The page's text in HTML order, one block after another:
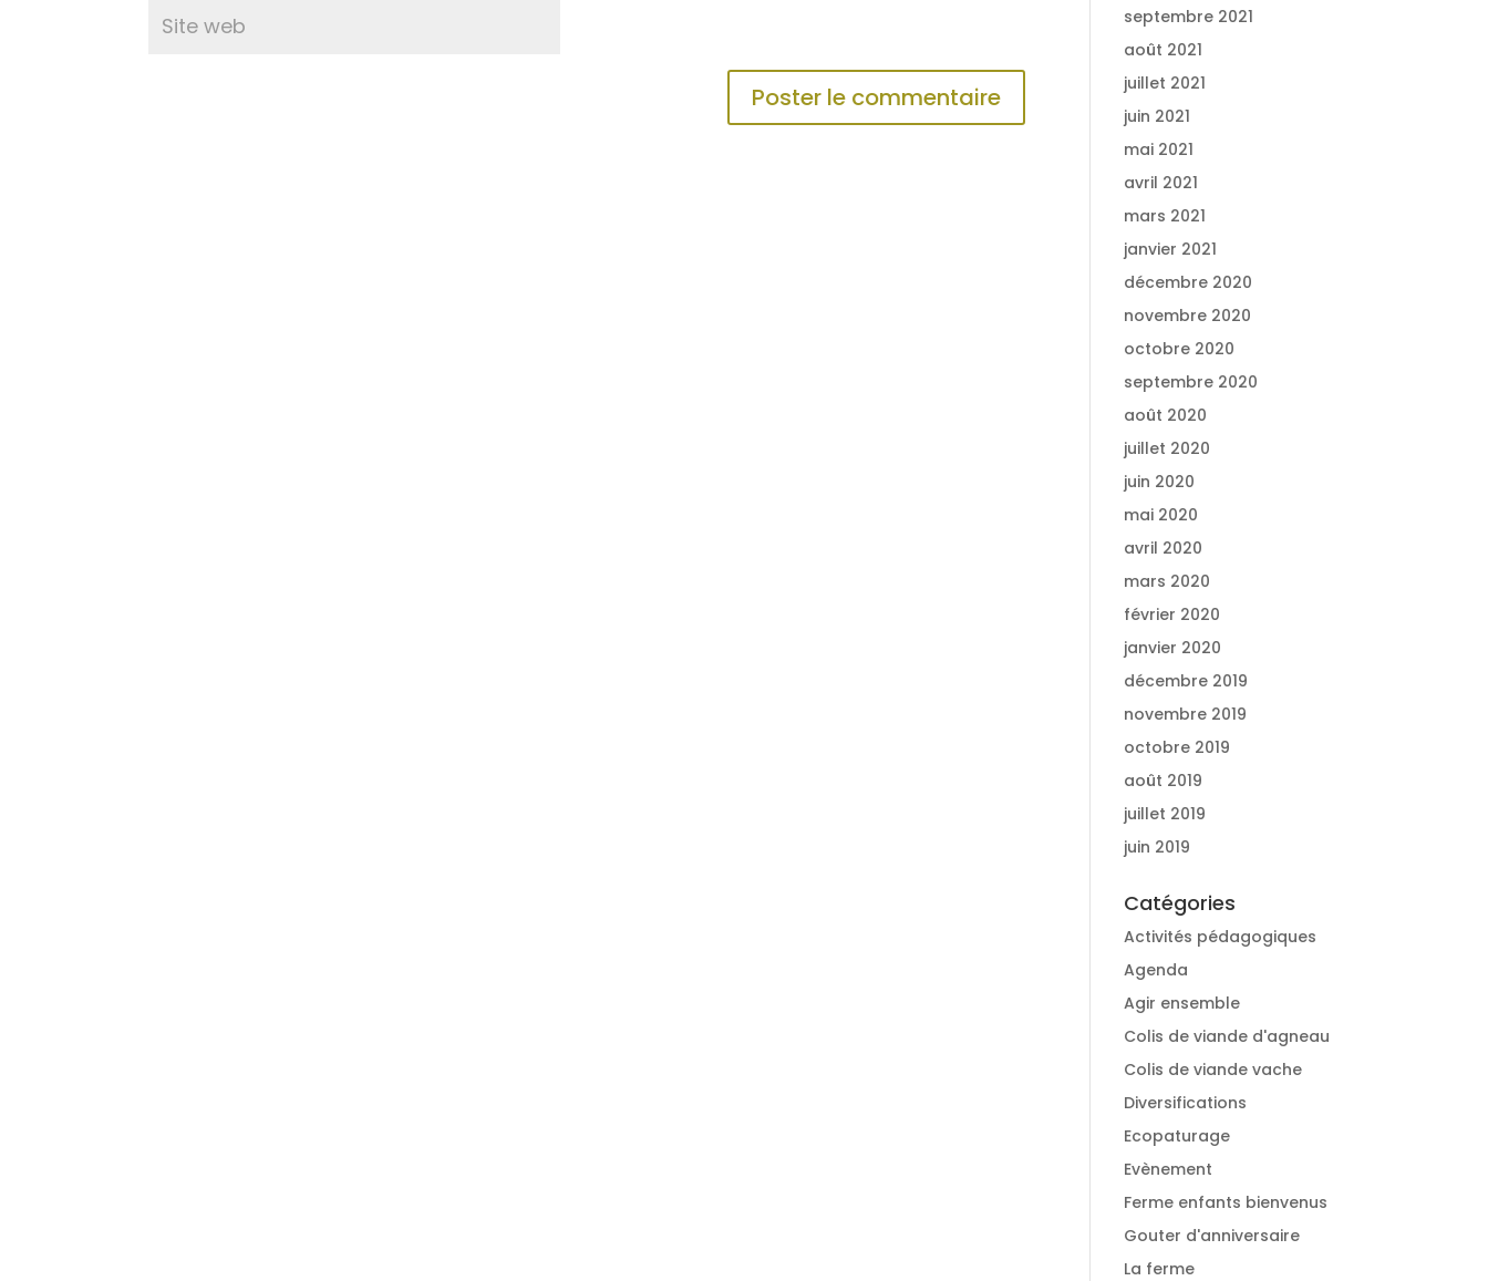
septembre 2021
août 2021
juillet 2021
juin 2021
mai 2021
avril 2021
mars 2021
janvier 2021
décembre 2020
novembre 2020
octobre 2020
septembre 2020
août 2020
juillet 2020
juin 2020
mai 2020
avril 2020
mars 2020
février 2020
janvier 2020
décembre 2019
novembre 2019
octobre 2019
août 2019
juillet 2019
juin 2019
Catégories
Activités pédagogiques
Agenda
Agir ensemble
Colis de viande d'agneau
Colis de viande vache
Diversifications
Ecopaturage
Evènement
Ferme enfants bienvenus
Gouter d'anniversaire
La ferme